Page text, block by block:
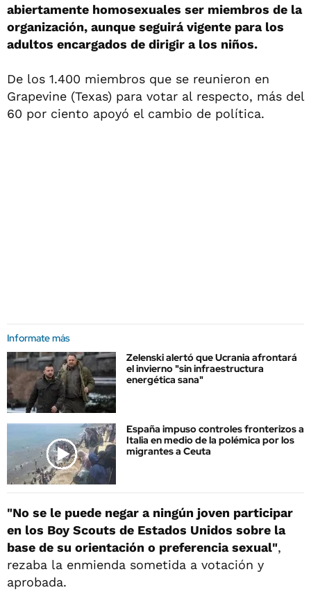
abiertamente homosexuales ser miembros de la
organización, aunque seguirá vigente para los
adultos encargados de dirigir a los niños.
De los 1.400 miembros que se reunieron en
Grapevine (Texas) para votar al respecto, más del
60 por ciento apoyó el cambio de política.
Informate más
Zelenski alertó que Ucrania afrontará
el invierno "sin infraestructura
energética sana"
España impuso controles fronterizos a
Italia en medio de la polémica por los
migrantes a Ceuta
"No se le puede negar a ningún joven participar
en los Boy Scouts de Estados Unidos sobre la
base de su orientación o preferencia sexual",
rezaba la enmienda sometida a votación y
aprobada.